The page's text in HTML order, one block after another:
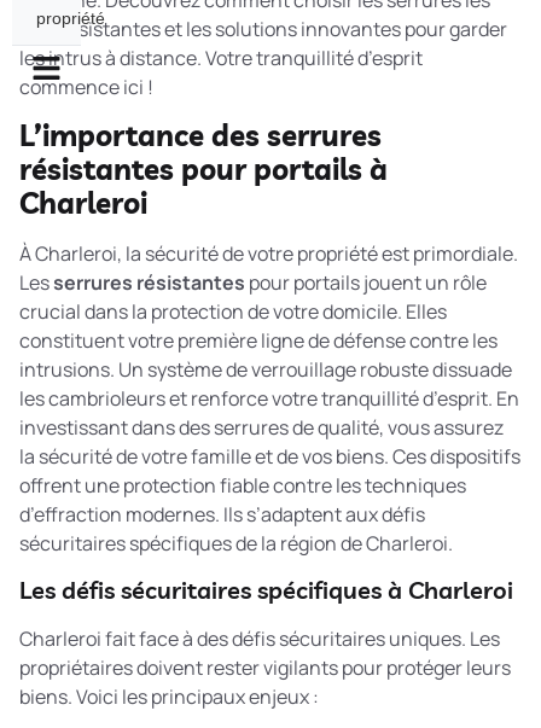
plus résistantes et les solutions innovantes pour garder
les intrus à distance. Votre tranquillité d’esprit
commence ici !
L’importance des serrures
résistantes pour portails à
Charleroi
À Charleroi, la sécurité de votre propriété est primordiale.
Lesserrures résistantes pour portails jouent un rôle
crucial dans la protection de votre domicile. Elles
constituent votre première ligne de défense contre les
intrusions. Un système de verrouillage robuste dissuade
les cambrioleurs et renforce votre tranquillité d’esprit. En
investissant dans des serrures de qualité, vous assurez
la sécurité de votre famille et de vos biens. Ces dispositifs
offrent une protection fiable contre les techniques
d’effraction modernes. Ils s’adaptent aux défis
sécuritaires spécifiques de la région de Charleroi.
Les défis sécuritaires spécifiques à Charleroi
Charleroi fait face à des défis sécuritaires uniques. Les
propriétaires doivent rester vigilants pour protéger leurs
biens. Voici les principaux enjeux :
propriété